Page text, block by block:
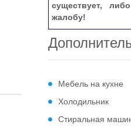
существует,
жалобу!
Мебель на кухне
Холодильник
Стиральная